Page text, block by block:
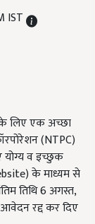
IST
लिए एक अच्छा
(NTPC)
योग्य व इच्छुक
के माध्यम से
तिथि 6 अगस्त,
रद्द कर दिए